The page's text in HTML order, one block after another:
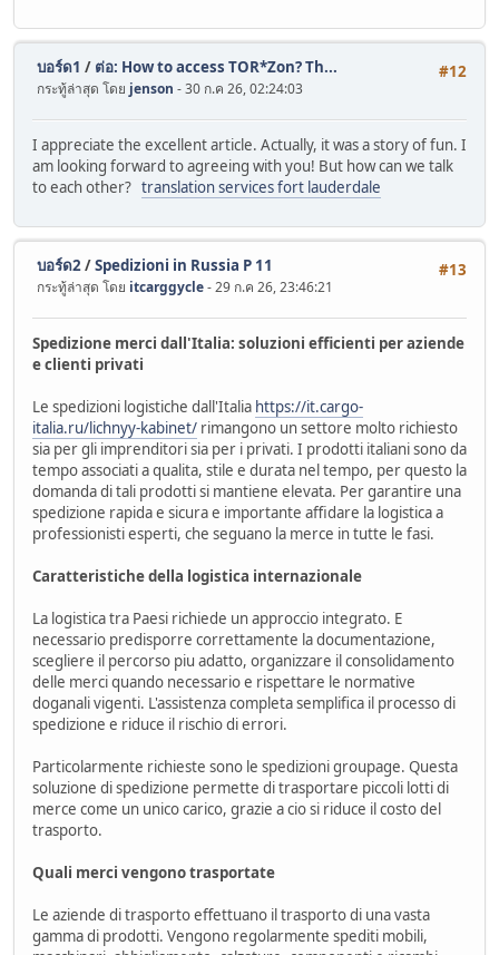
#12
บอร์ด1 / ต่อ: How to access TOR*Zon? Th...
กระทู้ล่าสุด โดย jenson - 30 ก.ค 26, 02:24:03
I appreciate the excellent article. Actually, it was a story of fun. I
am looking forward to agreeing with you! But how can we talk
to each other? translation services fort lauderdale
#13
บอร์ด2/Spedizioni in Russia P 11
กระทู้ล่าสุด โดย itcarggycle- 29 ก.ค 26, 23:46:21
Spedizione merci dall'Italia: soluzioni efficienti per aziende
e clienti privati
Le spedizioni logistiche dall'Italia https://it.cargo-
italia.ru/lichnyy-kabinet/ rimangono un settore molto richiesto
sia per gli imprenditori sia per i privati. I prodotti italiani sono da
tempo associati a qualita, stile e durata nel tempo, per questo la
domanda di tali prodotti si mantiene elevata. Per garantire una
spedizione rapida e sicura e importante affidare la logistica a
professionisti esperti, che seguano la merce in tutte le fasi.
Caratteristiche della logistica internazionale
La logistica tra Paesi richiede un approccio integrato. E
necessario predisporre correttamente la documentazione,
scegliere il percorso piu adatto, organizzare il consolidamento
delle merci quando necessario e rispettare le normative
doganali vigenti. L'assistenza completa semplifica il processo di
spedizione e riduce il rischio di errori.
Particolarmente richieste sono le spedizioni groupage. Questa
soluzione di spedizione permette di trasportare piccoli lotti di
merce come un unico carico, grazie a cio si riduce il costo del
trasporto.
Quali merci vengono trasportate
Le aziende di trasporto effettuano il trasporto di una vasta
gamma di prodotti. Vengono regolarmente spediti mobili,